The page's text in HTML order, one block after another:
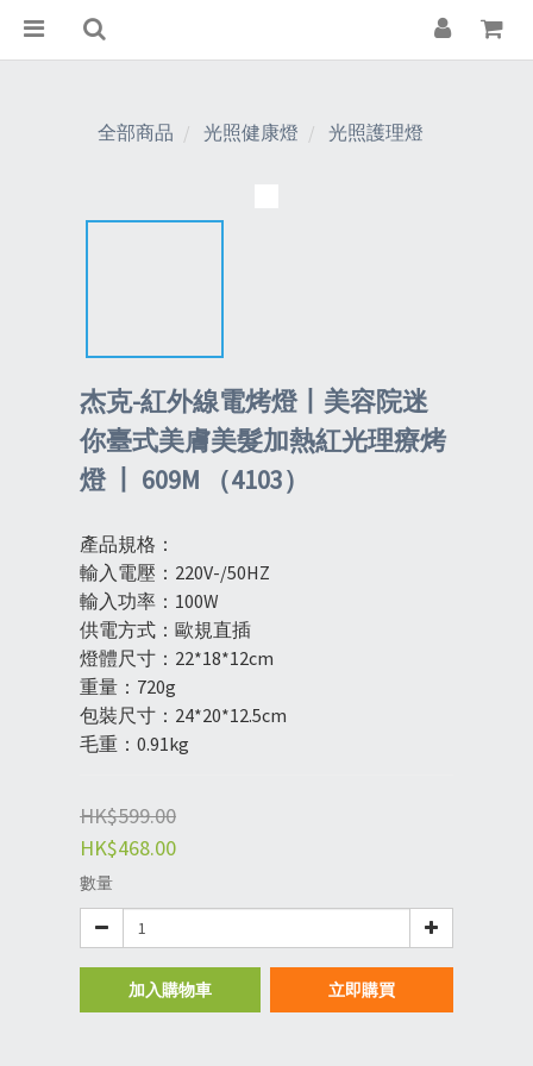
全部商品 光照健康燈 光照護理燈
杰克-紅外線電烤燈丨美容院迷
你臺式美膚美髮加熱紅光理療烤
燈 丨 609M （4103）
產品規格：
輸入電壓：220V-/50HZ
輸入功率：100W
供電方式：歐規直插
燈體尺寸：22*18*12cm
重量：720g
包裝尺寸：24*20*12.5cm
毛重：0.91kg
HK$599.00
HK$468.00
數量
加入購物車 立即購買